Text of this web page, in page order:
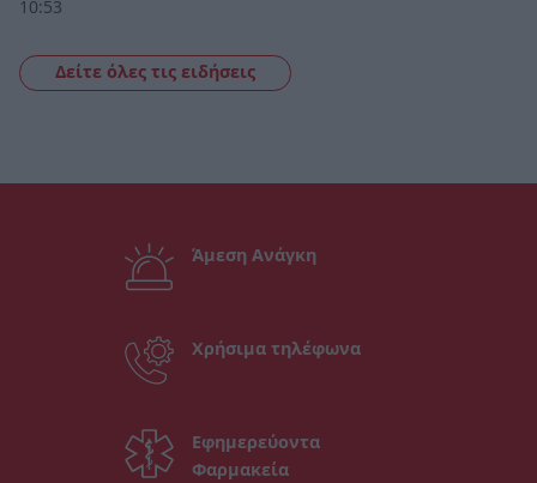
10:53
Δείτε όλες τις ειδήσεις
Άμεση Ανάγκη
Χρήσιμα τηλέφωνα
Εφημερεύοντα
Φαρμακεία